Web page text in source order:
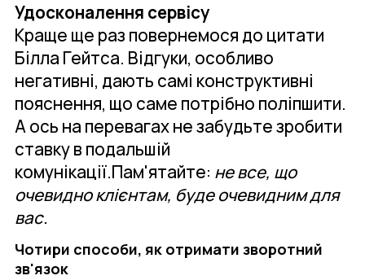
Удосконалення сервісу
Краще ще раз повернемося до цитати
Білла Гейтса. Відгуки, особливо
негативні, дають самі конструктивні
пояснення, що саме потрібно поліпшити.
А ось на перевагах не забудьте зробити
ставку в подальшій
комунікації.Пам'ятайте: не все, що
очевидно клієнтам, буде очевидним для
вас.
Чотири способи, як отримати зворотний
зв'язок